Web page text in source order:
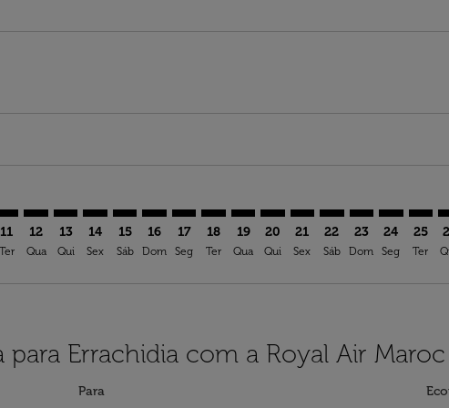
11
Ter
12
Qua
13
Qui
14
Sex
15
Sáb
16
Dom
17
Seg
18
Ter
19
Qua
20
Qui
ESB–ERH: cmp-view-
21
Sex
ESB–ERH: cmp-
22
Sáb
ESB–ERH:
23
Dom
24
Seg
25
Ter
para Errachidia com a Royal Air Maroc
Para